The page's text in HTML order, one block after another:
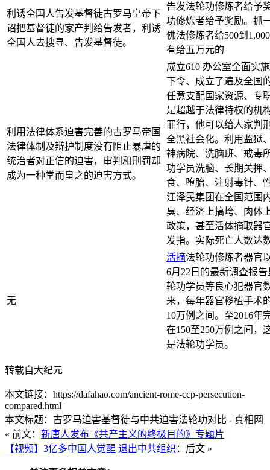
利诱全国人告发基督徒古罗马皇帝下
诏把基督徒的家产判给告发者，利诱
全国人去搜寻、告发基督徒。
告发法轮功修炼者给予
功修炼者给予奖励。抓
佛法修炼者给500到
有给五万元的
利用法律体系迫害完善的古罗马帝国
法律体制及辩护制度没有阻止暴虐的
统治者对正信的迫害，审判和刑罚却
成为一种堂而皇之的迫害方式。
成立610 办公室全面实
下令、成立了遍及全国
任意支配国家资源、专
是超越于法律特权的机
罪行，他可以给人家判
全黑社会化。利用监狱
神病院、洗脑班、戒毒
功学员洗脑、长期关押
食、堕胎、注射毒针、
江泽民集团在全国范围
臭、经济上搞垮、肉体
政策，甚至活体摘取器
发指。实际死亡人数达
无
活摘法轮功修炼者器官
6月22日的最新调查报
轮功学员等良心犯器官
来，每年器官移植手术
10万例之间。至2016年
在150至250万例之间，
是法轮功学员。
转载自大纪元
本文链接：https://dafahao.com/ancient-rome-ccp-persecution-
compared.html
本文标题：古罗马迫害基督徒与中共迫害法轮功对比 - 真相网
« 前文： 新唐人发布《共产主义的终极目的》专题片
【视频】3亿多中国人觉醒 退出中共组织 ：后文 »